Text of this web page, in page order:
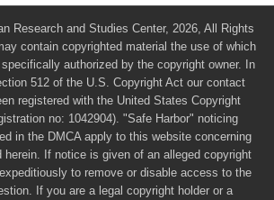
Research and Studies Center, 2026, All Rights
contain copyrighted material the use of which
authorized by the copyright owner. In
512 of the U.S. Copyright Act our contact
registered with the United States Copyright
no: 1042904). "Safe Harbor" noticing
in the DMCA apply to this website concerning
herein. If notice is given of an alleged copyright
to remove or disable access to the
If you are a legal copyright holder or a